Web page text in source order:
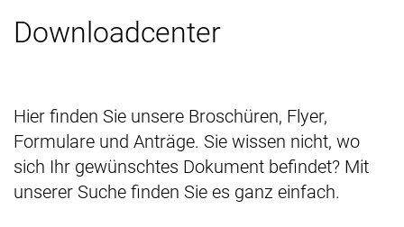
Downloadcenter
Hier finden Sie unsere Broschüren, Flyer,
Formulare und Anträge. Sie wissen nicht, wo
sich Ihr gewünschtes Dokument befindet? Mit
unserer Suche finden Sie es ganz einfach.